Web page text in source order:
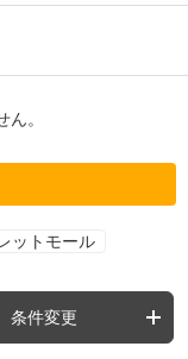
。
ットモール
条件変更